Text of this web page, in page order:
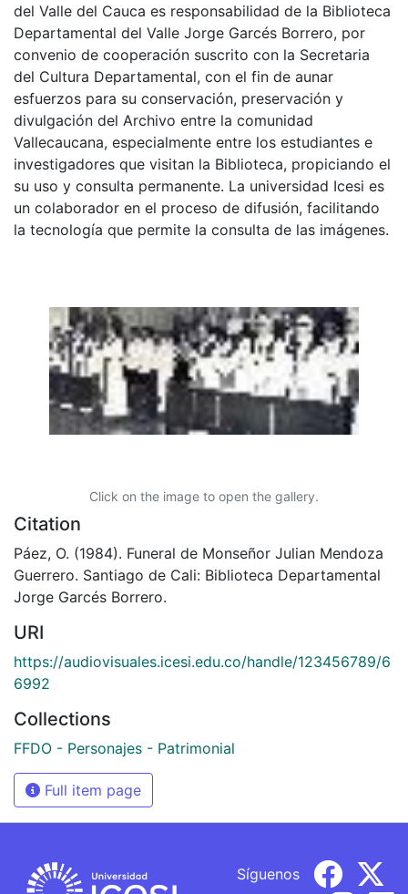
del Valle del Cauca es responsabilidad de la Biblioteca
Departamental del Valle Jorge Garcés Borrero, por
convenio de cooperación suscrito con la Secretaria
del Cultura Departamental, con el fin de aunar
esfuerzos para su conservación, preservación y
divulgación del Archivo entre la comunidad
Vallecaucana, especialmente entre los estudiantes e
investigadores que visitan la Biblioteca, propiciando el
su uso y consulta permanente. La universidad Icesi es
un colaborador en el proceso de difusión, facilitando
la tecnología que permite la consulta de las imágenes.
Click on the image to open the gallery.
Citation
Páez, O. (1984). Funeral de Monseñor Julian Mendoza
Guerrero. Santiago de Cali: Biblioteca Departamental
Jorge Garcés Borrero.
URI
https://audiovisuales.icesi.edu.co/handle/123456789/6
6992
Collections
FFDO - Personajes - Patrimonial
Full item page
Síguenos